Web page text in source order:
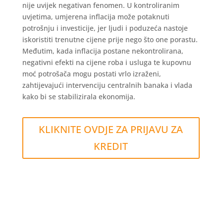
nije uvijek negativan fenomen. U kontroliranim
uvjetima, umjerena inflacija može potaknuti
potrošnju i investicije, jer ljudi i poduzeća nastoje
iskoristiti trenutne cijene prije nego što one porastu.
Međutim, kada inflacija postane nekontrolirana,
negativni efekti na cijene roba i usluga te kupovnu
moć potrošača mogu postati vrlo izraženi,
zahtijevajući intervenciju centralnih banaka i vlada
kako bi se stabilizirala ekonomija.
KLIKNITE OVDJE ZA PRIJAVU ZA
KREDIT